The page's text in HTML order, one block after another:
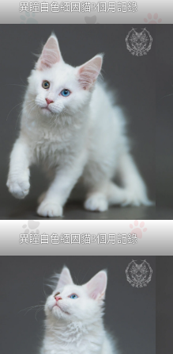
異瞳白色緬因貓3個月記錄
異瞳白色緬因貓3個月記錄